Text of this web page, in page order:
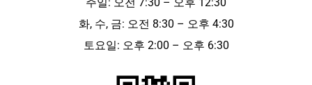
화, 수, 금: 오전 8:30 – 오후 4:30
토요일: 오후 2:00 – 오후 6:30